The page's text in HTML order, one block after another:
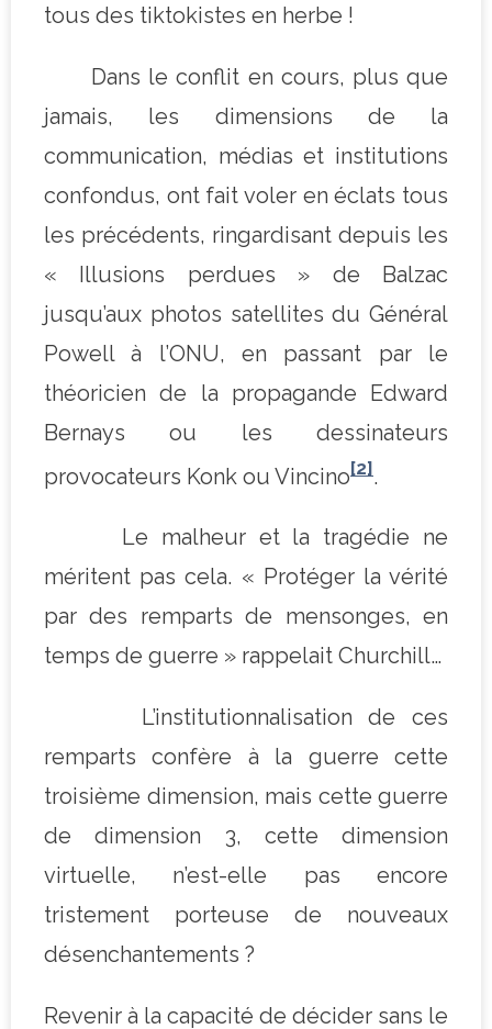
tous des tiktokistes en herbe !
Dans le conflit en cours, plus que
jamais, les dimensions de la
communication, médias et institutions
confondus, ont fait voler en éclats tous
les précédents, ringardisant depuis les
« Illusions perdues » de Balzac
jusqu’aux photos satellites du Général
Powell à l’ONU, en passant par le
théoricien de la propagande Edward
Bernays ou les dessinateurs
provocateurs Konk ou Vincino[2].
Le malheur et la tragédie ne
méritent pas cela. « Protéger la vérité
par des remparts de mensonges, en
temps de guerre » rappelait Churchill…
L’institutionnalisation de ces
remparts confère à la guerre cette
troisième dimension, mais cette guerre
de dimension 3, cette dimension
virtuelle, n’est-elle pas encore
tristement porteuse de nouveaux
désenchantements ?
Revenir à la capacité de décider sans le